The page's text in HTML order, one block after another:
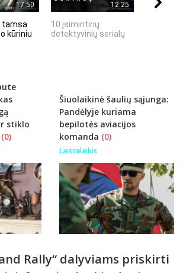
17:50
tamsa
kūriniu
12:25
10 įsimintinų
detektyvinių serialų
stiklo
(0)
Šiuolaikinė šaulių sąjunga:
Pandėlyje kuriama
bepilotės aviacijos
komanda (0)
Laisvalaikis
Rally“ dalyviams priskirti